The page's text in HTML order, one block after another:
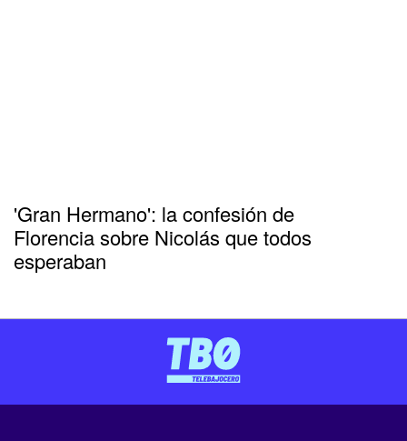
'Gran Hermano': la confesión de
Florencia sobre Nicolás que todos
esperaban